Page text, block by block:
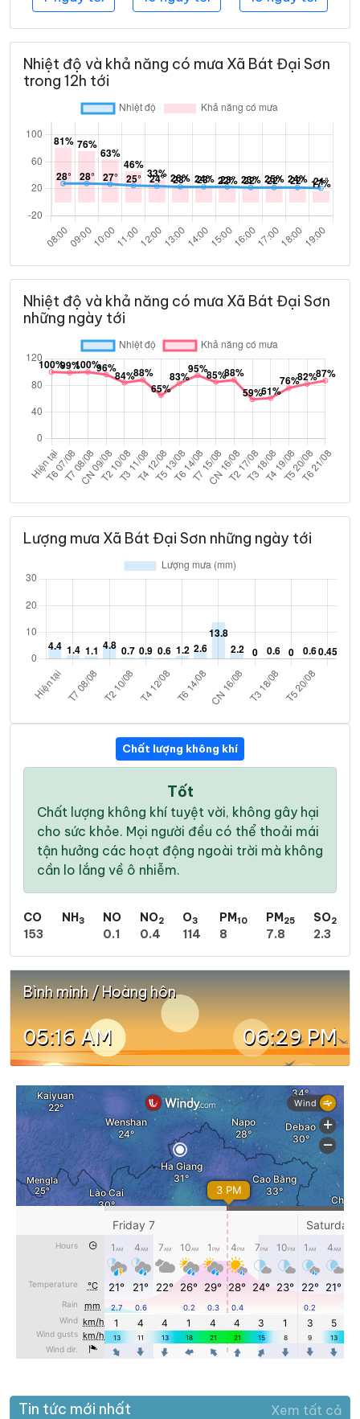
Nhiệt độ và khả năng có mưa Xã Bát Đại Sơn
trong 12h tới
Nhiệt độ và khả năng có mưa Xã Bát Đại Sơn
những ngày tới
Lượng mưa Xã Bát Đại Sơn những ngày tới
Chất lượng không khí
Tốt
Chất lượng không khí tuyệt vời, không gây hại
cho sức khỏe. Mọi người đều có thể thoải mái
tận hưởng các hoạt động ngoài trời mà không
cần lo lắng về ô nhiễm.
CO
153
NH3
NO
0.1
NO2
0.4
O3
114
PM10
8
PM25
7.8
SO2
2.3
Bình minh / Hoàng hôn
05:16 AM 06:29 PM
Tin tức mới nhất Xem tất cả